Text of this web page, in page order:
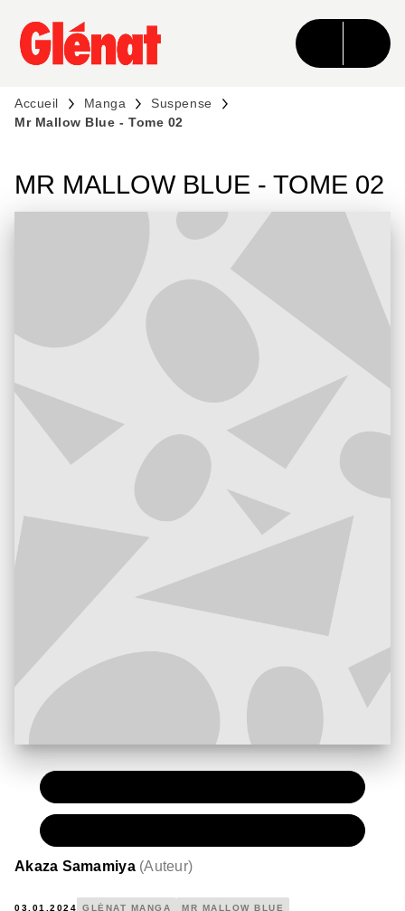
MENU RECHERCHE CONTENU
PIED DE PAGE
Accueil Manga
Suspense
Mr Mallow Blue - Tome 02
MR MALLOW BLUE - TOME 02
Akaza Samamiya (Auteur)
03.01.2024 GLÉNAT MANGA MR MALLOW BLUE